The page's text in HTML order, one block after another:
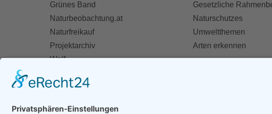
Grünes Band
Naturbeobachtung.at
Naturfreikauf
Projektarchiv
Wolf
Gesetzliche
Naturschutzes
Umweltthemen
Arten erkennen